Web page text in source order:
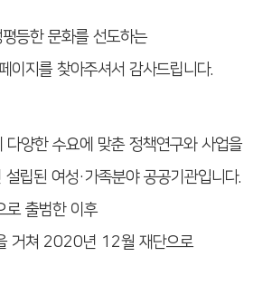
등한 문화를 선도하는
이지를 찾아주셔서 감사드립니다.
다양한 수요에 맞춘 정책연구와 사업을
립된 여성·가족분야 공공기관입니다.
로 출범한 이후
거쳐 2020년 12월 재단으로